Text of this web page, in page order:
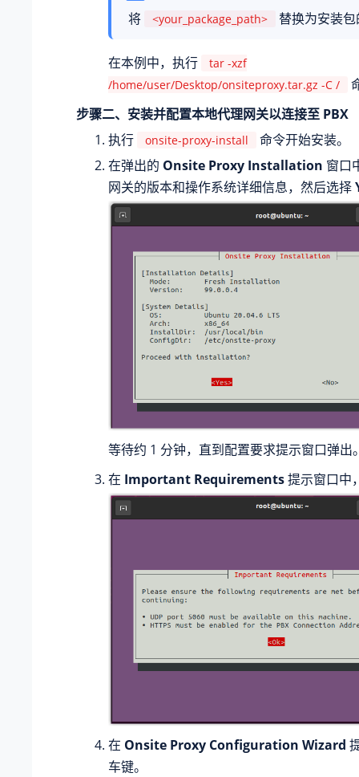
将
<your_package_path> 替换为安装
在本例中，执行
tar -xzf
/home/user/Desktop/onsiteproxy.tar.gz -C /
步骤二、安装并配置本地代理网关以连接至 PBX
执行
onsite-proxy-install
命令开始安装。
在弹出的 Onsite Proxy Installation 窗口
网关的版本和操作系统详细信息，然后选择
等待约 1 分钟，直到配置要求提示窗口弹出
在 Important Requirements提示窗口中
在 Onsite Proxy Configuration Wizard
车键。